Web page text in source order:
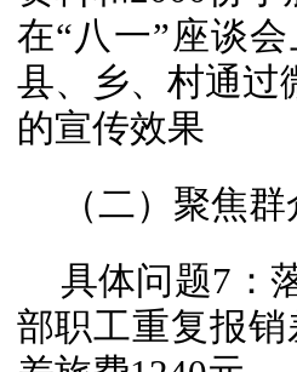
在“八一”座谈
县、乡、村通过
的宣传效果
（二）聚焦
具体问题7：
部职工重复报